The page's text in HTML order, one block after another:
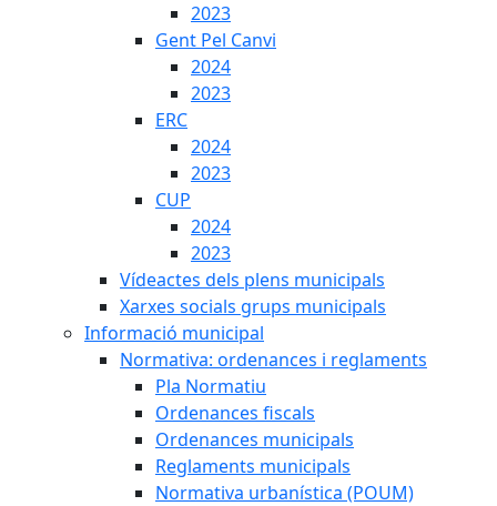
2023
Gent Pel Canvi
2024
2023
ERC
2024
2023
CUP
2024
2023
Vídeactes dels plens municipals
Xarxes socials grups municipals
Informació municipal
Normativa: ordenances i reglaments
Pla Normatiu
Ordenances fiscals
Ordenances municipals
Reglaments municipals
Normativa urbanística (POUM)